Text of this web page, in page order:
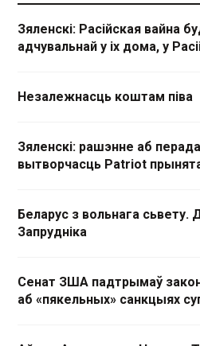
Зяленскі: Расійская вайна
адчувальнай у іх дома, у
Незалежнасць коштам піва
Зяленскі: рашэнне аб
вытворчасць Patriot
Беларус з вольнага сьвету.
Запрудніка
Сенат ЗША падтрымаў
аб «пякельных» санкцыях